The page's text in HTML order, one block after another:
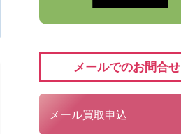
メールでのお問合せ
メール買取申込